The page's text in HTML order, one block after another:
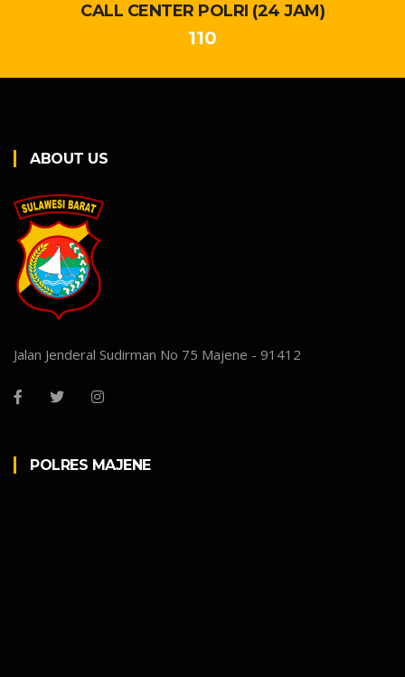
CALL CENTER POLRI (24 JAM)
110
ABOUT US
Jalan Jenderal Sudirman No 75 Majene - 91412
POLRES MAJENE